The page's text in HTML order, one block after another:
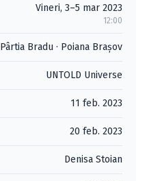
Vineri, 3–5 mar 2023
12:00
Pârtia Bradu · Poiana Braşov
UNTOLD Universe
11 feb. 2023
20 feb. 2023
Denisa Stoian